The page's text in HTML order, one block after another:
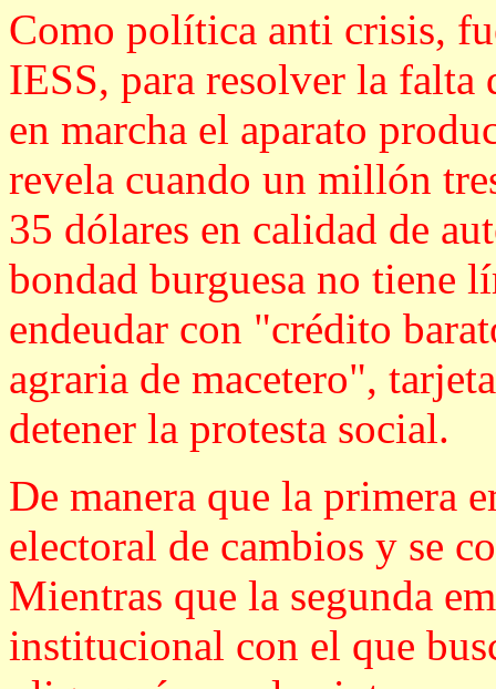
Como política anti crisis,
IESS, para resolver la
en marcha el aparato
revela cuando un millón
35 dólares en calidad de
bondad burguesa no tiene
endeudar con "crédito
agraria de macetero",
detener la protesta social.
De manera que la primera
electoral de cambios y se
Mientras que la segunda
institucional con el que